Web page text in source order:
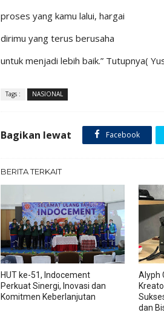
proses yang kamu lalui, hargai
dirimu yang terus berusaha
untuk menjadi lebih baik.” Tutupnya(
Tags : NASIONAL
Bagikan lewat Facebook
BERITA TERKAIT
HUT ke-51, Indocement
Perkuat Sinergi, Inovasi dan
Komitmen Keberlanjutan
Alyph
dan